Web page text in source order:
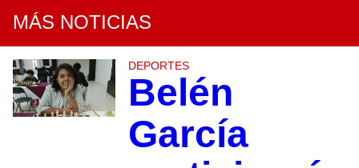
MÁS NOTICIAS
DEPORTES
Belén
García